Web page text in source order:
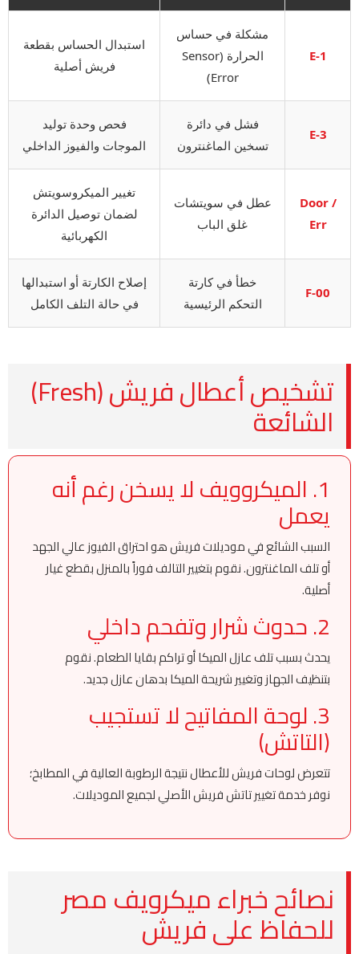
E-1
مشكلة في حساس
الحرارة (Sensor
Error)
استبدال الحساس بقطعة
فريش أصلية
E-3
فشل في دائرة
تسخين الماغنترون
فحص وحدة توليد
الموجات والفيوز الداخلي
Door /
Err
عطل في سويتشات
غلق الباب
تغيير الميكروسويتش
لضمان توصيل الدائرة
الكهربائية
F-00
خطأ في كارتة
التحكم الرئيسية
إصلاح الكارتة أو استبدالها
في حالة التلف الكامل
تشخيص أعطال فريش (Fresh)
الشائعة
1. الميكروويف لا يسخن رغم أنه
يعمل
السبب الشائع في موديلات فريش هو احتراق الفيوز عالي الجهد
أو تلف الماغنترون. نقوم بتغيير التالف فوراً بالمنزل بقطع غيار
أصلية.
2. حدوث شرار وتفحم داخلي
يحدث بسبب تلف عازل الميكا أو تراكم بقايا الطعام. نقوم
بتنظيف الجهاز وتغيير شريحة الميكا بدهان عازل جديد.
3. لوحة المفاتيح لا تستجيب
(التاتش)
تتعرض لوحات فريش للأعطال نتيجة الرطوبة العالية في المطابخ؛
نوفر خدمة تغيير تاتش فريش الأصلي لجميع الموديلات.
نصائح خبراء ميكرويف مصر
للحفاظ على فريش